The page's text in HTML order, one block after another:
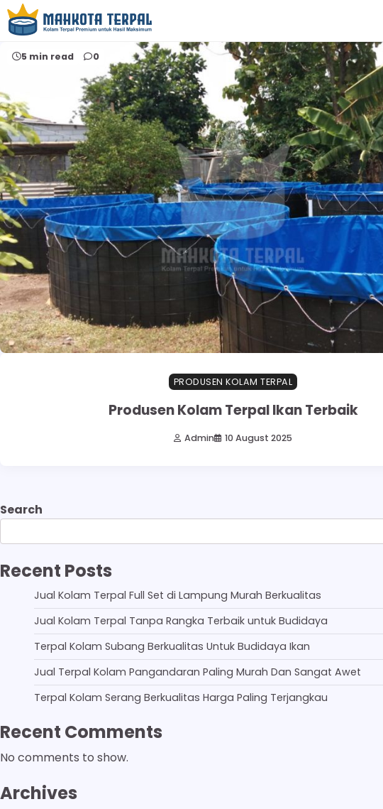
Home kolam terpal langsung dari pabrik
5 min read 0
PRODUSEN KOLAM TERPAL
Produsen Kolam Terpal Ikan Terbaik
Admin 10 August 2025
Search
Recent Posts
Jual Kolam Terpal Full Set di Lampung Murah Berkualitas
Jual Kolam Terpal Tanpa Rangka Terbaik untuk Budidaya
Terpal Kolam Subang Berkualitas Untuk Budidaya Ikan
Jual Terpal Kolam Pangandaran Paling Murah Dan Sangat Awet
Terpal Kolam Serang Berkualitas Harga Paling Terjangkau
Recent Comments
No comments to show.
Archives